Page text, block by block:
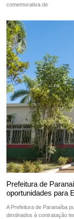
comemorativa de
Prefeitura de
oportunidades para
A Prefeitura de Paranaíba
destinados à contratação